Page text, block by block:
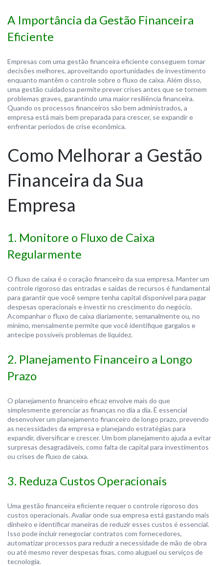
A Importância da Gestão Financeira
Eficiente
Empresas com uma gestão financeira eficiente conseguem tomar
decisões melhores, aproveitando oportunidades de investimento
enquanto mantêm o controle sobre o fluxo de caixa. Além disso,
uma gestão cuidadosa permite prever crises antes que se tornem
problemas graves, garantindo uma maior resiliência financeira.
Quando os processos financeiros são bem administrados, a
empresa está mais bem preparada para crescer, se expandir e
enfrentar períodos de crise econômica.
Como Melhorar a Gestão
Financeira da Sua
Empresa
1. Monitore o Fluxo de Caixa
Regularmente
O fluxo de caixa é o coração financeiro da sua empresa. Manter um
controle rigoroso das entradas e saídas de recursos é fundamental
para garantir que você sempre tenha capital disponível para pagar
despesas operacionais e investir no crescimento do negócio.
Acompanhar o fluxo de caixa diariamente, semanalmente ou, no
mínimo, mensalmente permite que você identifique gargalos e
antecipe possíveis problemas de liquidez.
2. Planejamento Financeiro a Longo
Prazo
O planejamento financeiro eficaz envolve mais do que
simplesmente gerenciar as finanças no dia a dia. É essencial
desenvolver um planejamento financeiro de longo prazo, prevendo
as necessidades da empresa e planejando estratégias para
expandir, diversificar e crescer. Um bom planejamento ajuda a evitar
surpresas desagradáveis, como falta de capital para investimentos
ou crises de fluxo de caixa.
3. Reduza Custos Operacionais
Uma gestão financeira eficiente requer o controle rigoroso dos
custos operacionais. Avaliar onde sua empresa está gastando mais
dinheiro e identificar maneiras de reduzir esses custos é essencial.
Isso pode incluir renegociar contratos com fornecedores,
automatizar processos para reduzir a necessidade de mão de obra
ou até mesmo rever despesas fixas, como aluguel ou serviços de
tecnologia.